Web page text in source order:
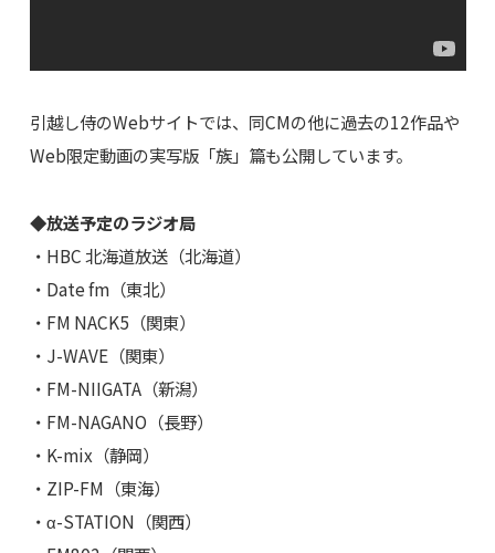
引越し侍のWebサイトでは、同CMの他に過去の12作品や
Web限定動画の実写版「族」篇も公開しています。
◆放送予定のラジオ局
・HBC 北海道放送（北海道）
・Date fm（東北）
・FM NACK5（関東）
・J-WAVE（関東）
・FM-NIIGATA（新潟）
・FM-NAGANO（長野）
・K-mix（静岡）
・ZIP-FM（東海）
・α-STATION（関西）